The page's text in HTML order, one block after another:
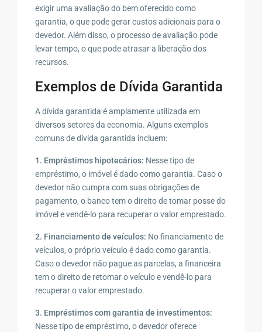
exigir uma avaliação do bem oferecido como
garantia, o que pode gerar custos adicionais para o
devedor. Além disso, o processo de avaliação pode
levar tempo, o que pode atrasar a liberação dos
recursos.
Exemplos de Dívida Garantida
A dívida garantida é amplamente utilizada em
diversos setores da economia. Alguns exemplos
comuns de dívida garantida incluem:
1. Empréstimos hipotecários: Nesse tipo de
empréstimo, o imóvel é dado como garantia. Caso o
devedor não cumpra com suas obrigações de
pagamento, o banco tem o direito de tomar posse do
imóvel e vendê-lo para recuperar o valor emprestado.
2. Financiamento de veículos: No financiamento de
veículos, o próprio veículo é dado como garantia.
Caso o devedor não pague as parcelas, a financeira
tem o direito de retomar o veículo e vendê-lo para
recuperar o valor emprestado.
3. Empréstimos com garantia de investimentos:
Nesse tipo de empréstimo, o devedor oferece